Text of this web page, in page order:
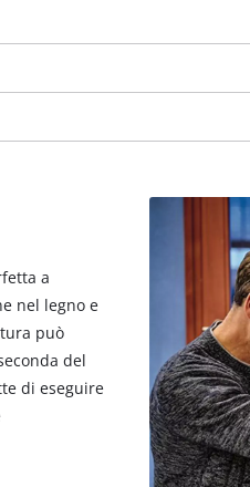
trackers that are not disclosed to
site with their CMP to add this
Usercentrics Consent
a
nel legno e
può
del
di eseguire